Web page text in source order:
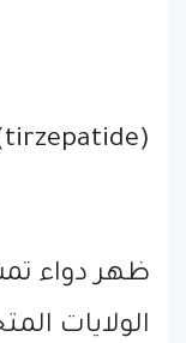
ظهر دواء
الولايات